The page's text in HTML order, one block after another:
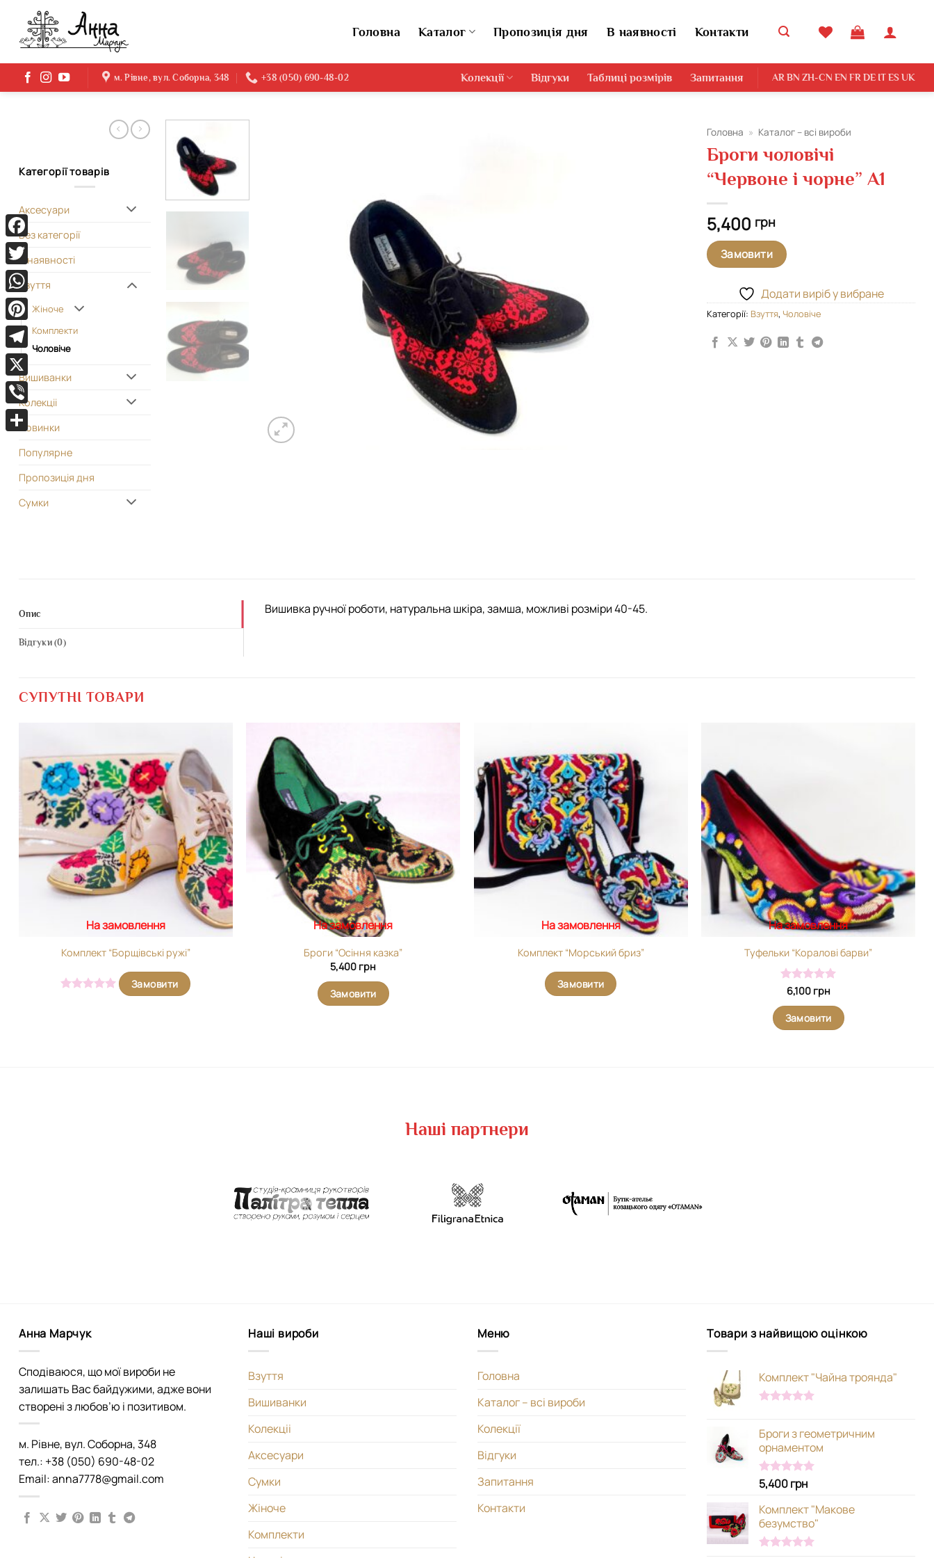
content
Головна Каталог Пропозиція дня В наявності Контакти
м. Рівне, вул. Соборна, 348 +38 (050) 690-48-02 Колекції Відгуки Таблиці розмірів Запитання AR BN ZH-CN EN FR DE IT ES UK
Категорії товарів
Аксесуари
Без категорії
В наявності
Взуття
Жіноче
Комплекти
Чоловіче
Вишиванки
Колекціі
Новинки
Популярне
Пропозиція дня
Сумки
Головна » Каталог – всі вироби
Броги чоловічі
“Червоне і чорне” А1
5,400 грн
Замовити
Додати виріб у вибране
Категорії: Взуття, Чоловіче
Опис
Відгуки (0)
Вишивка ручної роботи, натуральна шкіра, замша, можливі розміри 40-45.
СУПУТНІ ТОВАРИ
Додати
виріб у
вибране
На замовлення
Комплект “Борщівські ружі”
Замовити
На замовлення
Броги “Осіння казка”
5,400 грн
Замовити
На замовлення
Комплект “Морський бриз”
Замовити
На замовлення
Туфельки “Коралові барви”
Оцінено в
6,100 грн
Замовити
Наші партнери
Анна Марчук
Сподіваюся, що мої вироби не
залишать Вас байдужими, адже вони
створені з любов’ю і позитивом.
м. Рівне, вул. Соборна, 348
тел.: +38 (050) 690-48-02
Email: anna7778@gmail.com
Наші вироби
Взуття
Вишиванки
Колекціі
Аксесуари
Сумки
Жіноче
Комплекти
Меню
Головна
Каталог – всі вироби
Колекції
Відгуки
Запитання
Контакти
Товари з найвищою оцінкою
Комплект "Чайна троянда"
Броги з геометричним
орнаментом
Оцінено в
з 5
5,400грн
Комплект "Макове
безумство"
Facebook
Twitter
WhatsApp
Pinterest
Telegram
X
Viber